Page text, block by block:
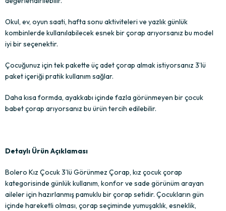
Okul, ev, oyun saati, hafta sonu aktiviteleri ve yazlık günlük
kombinlerde kullanılabilecek esnek bir çorap arıyorsanız bu model
iyi bir seçenektir.
Çocuğunuz için tek pakette üç adet çorap almak istiyorsanız 3’lü
paket içeriği pratik kullanım sağlar.
Daha kısa formda, ayakkabı içinde fazla görünmeyen bir çocuk
babet çorap arıyorsanız bu ürün tercih edilebilir.
Detaylı Ürün Açıklaması
Bolero Kız Çocuk 3’lü Görünmez Çorap, kız çocuk çorap
kategorisinde günlük kullanım, konfor ve sade görünüm arayan
aileler için hazırlanmış pamuklu bir çorap setidir. Çocukların gün
içinde hareketli olması, çorap seçiminde yumuşaklık, esneklik,